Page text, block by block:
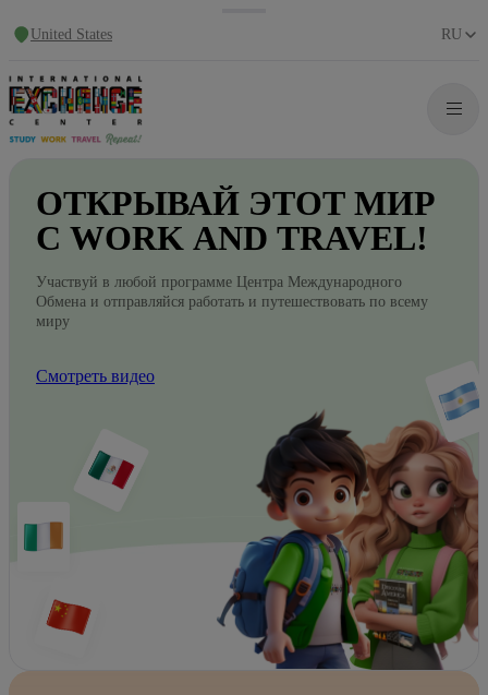
United States RU
ОТКРЫВАЙ ЭТОТ МИР
С WORK AND TRAVEL!
Участвуй в любой программе Центра Международного
Обмена и отправляйся работать и путешествовать по всему
миру
Смотреть видео